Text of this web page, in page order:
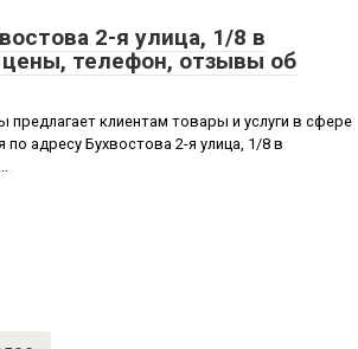
2-я улица, 1/8 в
телефон, отзывы об
клиентам товары и услуги в сфере
адресу Бухвостова 2-я улица, 1/8 в